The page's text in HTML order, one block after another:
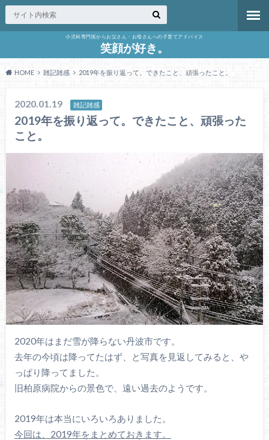
小児科専門医からお父さん・お母さんへの子育てアドバイス
笑顔が好き。
HOME 雑記雑感 2019年を振り返って。できたこと、頑張ったこと。
2020.01.19 雑記雑感
2019年を振り返って。できたこと、頑張った
こと。
2020年はまだ雪が降らない丹波市です。
去年の今頃は降ってたはず、と写真を見返してみると、や
っぱり降ってました。
旧柏原病院からの景色で、遠い過去のようです。
2019年は本当にいろいろありました。
今回は、2019年をまとめておきます。